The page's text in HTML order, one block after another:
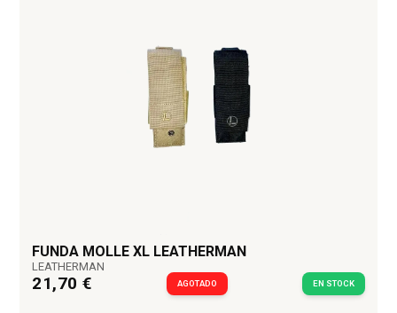
FUNDA MOLLE XL LEATHERMAN
LEATHERMAN
21,70 € AGOTADO EN STOCK